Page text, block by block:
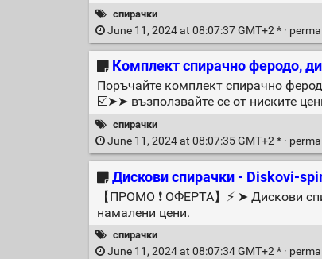
спирачки
June 11, 2024 at 08:07:37 GMT+2 * ·
Комплект спирачно феродо,
Поръчайте комплект спирачно
☑️➤➤ възползвайте се от ниските
спирачки
June 11, 2024 at 08:07:35 GMT+2 * ·
Дискови спирачки - Diskovi-
【ПРОМО ❗ ОФЕРТА】⚡️ ➤ Дискови
намалени цени.
спирачки
June 11, 2024 at 08:07:34 GMT+2 * ·